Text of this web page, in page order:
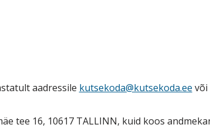
aadressile kutsekoda@kutsekoda.ee või
tee 16, 10617 TALLINN, kuid koos